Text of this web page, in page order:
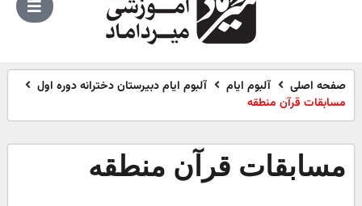
صفحه اصلی آلبوم ایام
آلبوم ایام دبیرستان دخترانه دوره اول
مسابقات قرآن منطقه
مسابقات قرآن منطقه